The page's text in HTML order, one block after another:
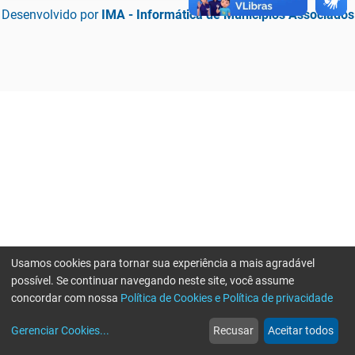
Desenvolvido por IMA - Informática de Municípios Associados
web
Notícias
more_horiz
Mais
Usamos cookies para tornar sua experiência a mais agradável
possível. Se continuar navegando neste site, você assume
concordar com nossa Política de Cookies e Política de privacidade
Gerenciar Cookies... Recusar Aceitar todos
Erro ao enviar informações, por favor tente novamente